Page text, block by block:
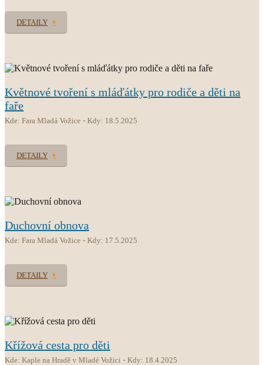
DETAILY
Květnové tvoření s mláďátky pro rodiče a děti na
faře
Kde: Fara Mladá Vožice Kdy: 18.5.2025
DETAILY
Duchovní obnova
Kde: Fara Mladá Vožice Kdy: 17.5.2025
DETAILY
Křížová cesta pro děti
Kde: Kaple na Hradě v Mladé Vožici Kdy: 18.4.2025